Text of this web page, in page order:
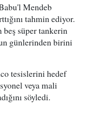
Mendeb
tahmin ediyor.
süper tankerin
günlerinden birini
tesislerini hedef
veya mali
söyledi.